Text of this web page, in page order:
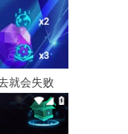
就会失败